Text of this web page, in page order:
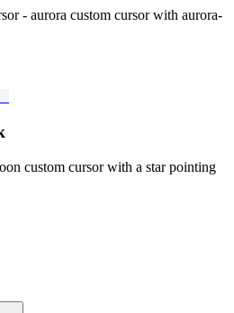
- aurora custom cursor with aurora-
custom cursor with a star pointing